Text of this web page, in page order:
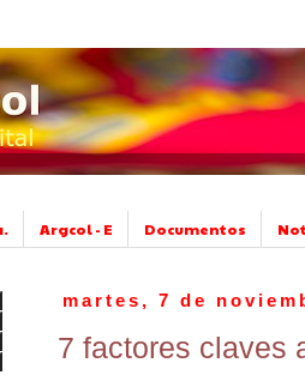
Argcol - E Documentos
martes, 7 de
7 factores claves